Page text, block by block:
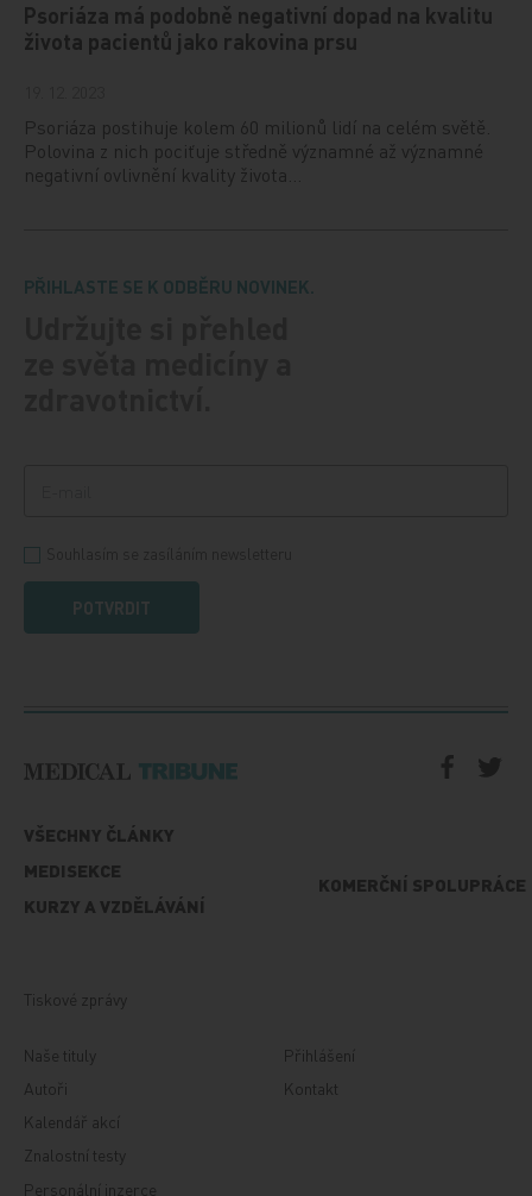
Psoriáza má podobně negativní dopad na kvalitu
života pacientů jako rakovina prsu
Psoriáza postihuje kolem 60 milionů lidí na celém světě.
Polovina z nich pociťuje středně významné až významné
negativní ovlivnění kvality života…
PŘIHLASTE SE K ODBĚRU NOVINEK.
POTVRDIT
VŠECHNY ČLÁNKY
MEDISEKCE
KURZY A VZDĚLÁVÁNÍ
KOMERČNÍ SPOLUPRÁCE
Tiskové zprávy
Naše tituly
Autoři
Kalendář akcí
Znalostní testy
Personální inzerce
Přihlášení
Kontakt